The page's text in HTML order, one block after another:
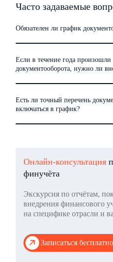
Часто задаваемые
Обязателен ли график
Если в течение года
документооборота, нужно ли
Есть ли точный перечень
включаться в график?
Онлайн-консультация
финучёта
Экскурсия по отчётам,
внедрения финансового
на специфике отрасли и
Записаться бесплатно